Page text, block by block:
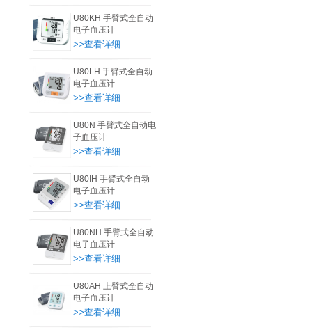
U80KH 手臂式全自动
电子血压计
>>查看详细
U80LH 手臂式全自动
电子血压计
>>查看详细
U80N 手臂式全自动电
子血压计
>>查看详细
U80IH 手臂式全自动
电子血压计
>>查看详细
U80NH 手臂式全自动
电子血压计
>>查看详细
U80AH 上臂式全自动
电子血压计
>>查看详细